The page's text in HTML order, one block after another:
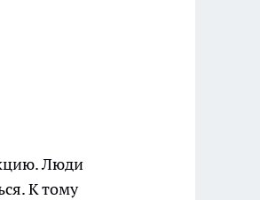
Люди
К тому